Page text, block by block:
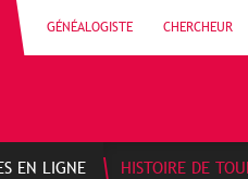
GÉNÉALOGISTE CHERCHEUR
EN LIGNE HISTOIRE DE